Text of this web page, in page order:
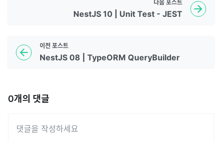
이전 포스트
NestJS 08 | TypeORM QueryBuilder
다음 포스트
NestJS 10 | Unit Test - JEST
0개의 댓글